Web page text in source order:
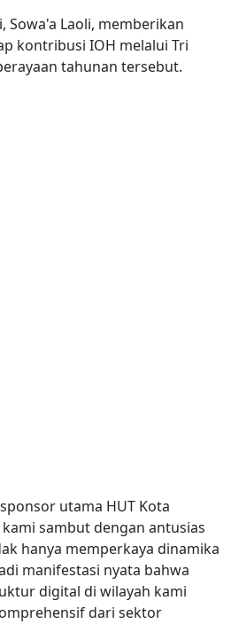
Sowa'a Laoli, memberikan
kontribusi IOH melalui Tri
tahunan tersebut.
utama HUT Kota
sambut dengan antusias
hanya memperkaya dinamika
manifestasi nyata bahwa
digital di wilayah kami
dari sektor